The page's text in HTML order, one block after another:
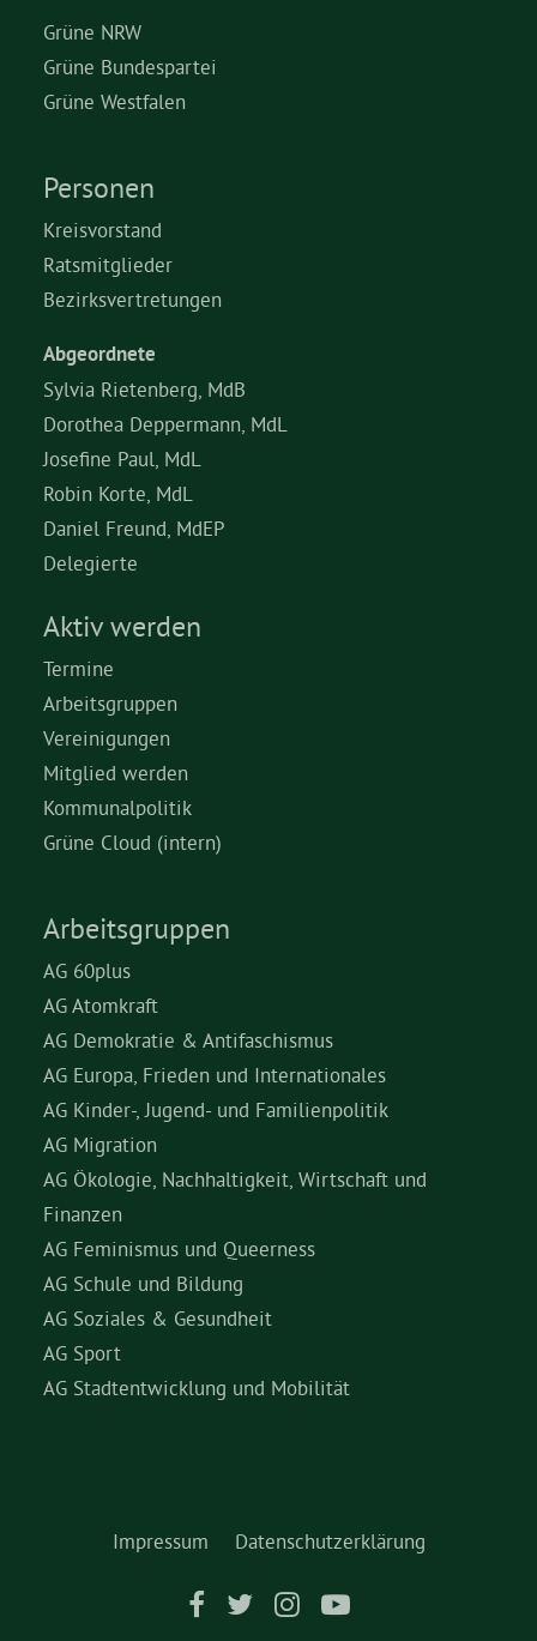
Aktuelles
Termine
Kontakt
Grüne NRW
Grüne Bundespartei
Grüne Westfalen
Personen
Kreisvorstand
Ratsmitglieder
Bezirksvertretungen
Abgeordnete
Sylvia Rietenberg, MdB
Dorothea Deppermann, MdL
Josefine Paul, MdL
Robin Korte, MdL
Daniel Freund, MdEP
Delegierte
Aktiv werden
Termine
Arbeitsgruppen
Vereinigungen
Mitglied werden
Kommunalpolitik
Grüne Cloud (intern)
Arbeitsgruppen
AG 60plus
AG Atomkraft
AG Demokratie & Antifaschismus
AG Europa, Frieden und Internationales
AG Kinder-, Jugend- und Familienpolitik
AG Migration
AG Ökologie, Nachhaltigkeit, Wirtschaft und
Finanzen
AG Feminismus und Queerness
AG Schule und Bildung
AG Soziales & Gesundheit
AG Sport
AG Stadtentwicklung und Mobilität
Impressum Datenschutzerklärung